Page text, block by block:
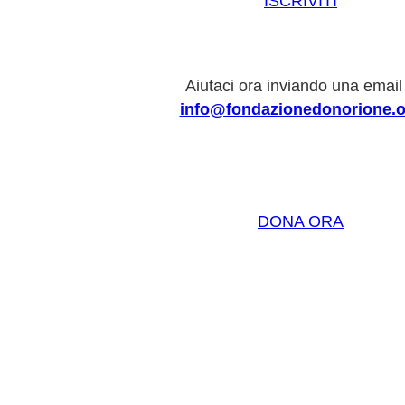
Aiutaci ora inviando una
DONA ORA